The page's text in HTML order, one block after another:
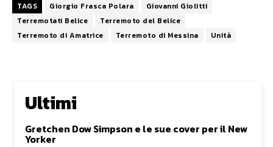
TAGS Giorgio Frasca Polara
Giovanni Giolitti
Terremotati Belice
Terremoto del Belice
Terremoto di Amatrice
Terremoto di Messina Unità
Ultimi
Gretchen Dow Simpson e le sue cover per il New
Yorker